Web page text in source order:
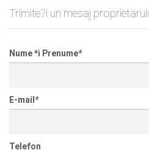
Trimite?i un mesaj
Nume ªi Prenume*
E-mail *
Telefon